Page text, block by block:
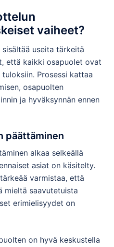
vaiheet?
useita tärkeitä
että kaikki osapuolet ovat
Prosessi kattaa
osapuolten
ja hyväksynnän ennen
päättäminen
alkaa selkeällä
asiat on käsitelty.
varmistaa, että
mieltä saavutetuista
erimielisyydet on
on hyvä keskustella